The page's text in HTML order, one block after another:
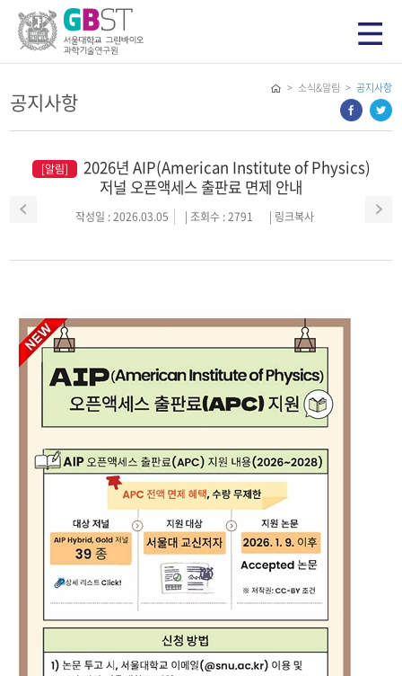
공지사항
> 소식&알림 > 공지사항
[알림]
2026년 AIP(American Institute of Physics)
저널 오픈액세스 출판료 면제 안내
작성일 : 2026.03.05 | 조회수 : 2791 | 링크복사